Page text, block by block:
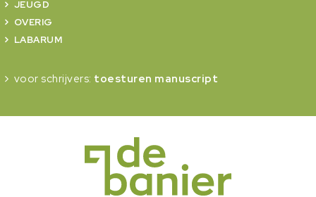
JEUGD
OVERIG
LABARUM
voor schrijvers: toesturen manuscript